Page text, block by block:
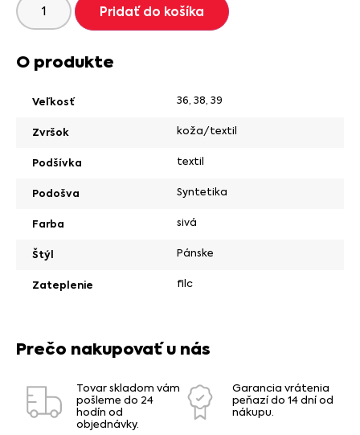
Pridať do košíka
O produkte
Veľkosť 36, 38, 39
Zvršok koža/textil
Podšívka textil
Podošva Syntetika
Farba sivá
Štýl Pánske
Zateplenie filc
Prečo nakupovať u nás
Tovar skladom vám
pošleme do 24
hodín od
objednávky.
Garancia vrátenia
peňazí do 14 dní od
nákupu.